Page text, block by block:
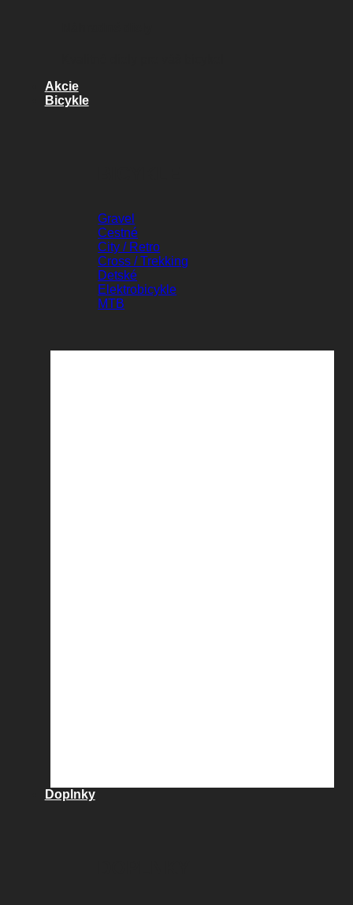
Akcie
Bicykle
Gravel
Cestné
City / Retro
Cross / Trekking
Detské
Elektrobicykle
MTB
Doplnky